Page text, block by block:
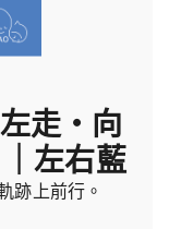
走・向
左右藍
跡上前行。